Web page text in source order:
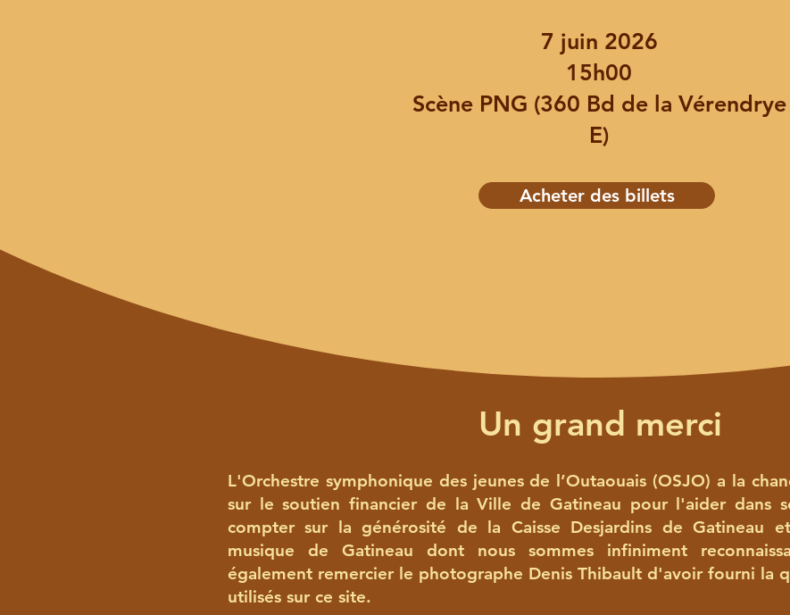
7 juin 2026
15h00
Scène PNG (360 Bd de la Vérendrye
E)
Acheter des billets
Un grand merci
L'Orchestre symphonique des jeunes de l’Outaouais (OSJO) a la
sur le soutien financier de la Ville de Gatineau pour l'aider dans
compter sur la générosité de la Caisse Desjardins de Gatineau
musique de Gatineau dont nous sommes infiniment
également remercier le photographe Denis Thibault d'avoir fourni la
utilisés sur ce site.